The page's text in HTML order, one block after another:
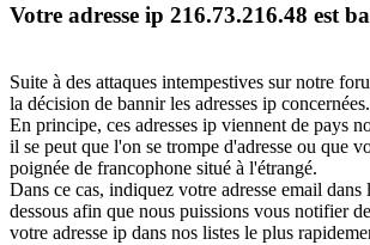
Votre adresse ip 216.73.216.48 est
Suite à des attaques intempestives sur notre
la décision de bannir les adresses ip concernées.
En principe, ces adresses ip viennent de pays
il se peut que l'on se trompe d'adresse ou que
poignée de francophone situé à l'étrangé.
Dans ce cas, indiquez votre adresse email
dessous afin que nous puissions vous notifier
votre adresse ip dans nos listes le plus